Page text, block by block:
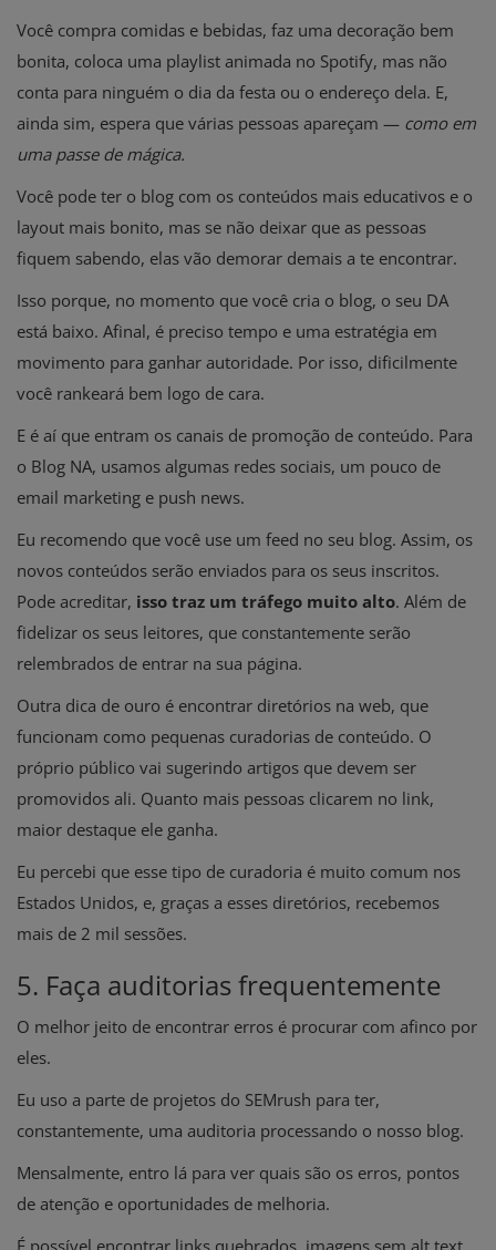
Você compra comidas e bebidas, faz uma decoração bem
bonita, coloca uma playlist animada no Spotify, mas não
conta para ninguém o dia da festa ou o endereço dela. E,
ainda sim, espera que várias pessoas apareçam — como em
uma passe de mágica.
Você pode ter o blog com os conteúdos mais educativos e o
layout mais bonito, mas se não deixar que as pessoas
fiquem sabendo, elas vão demorar demais a te encontrar.
Isso porque, no momento que você cria o blog, o seu DA
está baixo. Afinal, é preciso tempo e uma estratégia em
movimento para ganhar autoridade. Por isso, dificilmente
você rankeará bem logo de cara.
E é aí que entram os canais de promoção de conteúdo. Para
o Blog NA, usamos algumas redes sociais, um pouco de
email marketing e push news.
Eu recomendo que você use um feed no seu blog. Assim, os
novos conteúdos serão enviados para os seus inscritos.
Pode acreditar, isso traz um tráfego muito alto. Além de
fidelizar os seus leitores, que constantemente serão
relembrados de entrar na sua página.
Outra dica de ouro é encontrar diretórios na web, que
funcionam como pequenas curadorias de conteúdo. O
próprio público vai sugerindo artigos que devem ser
promovidos ali. Quanto mais pessoas clicarem no link,
maior destaque ele ganha.
Eu percebi que esse tipo de curadoria é muito comum nos
Estados Unidos, e, graças a esses diretórios, recebemos
mais de 2 mil sessões.
5. Faça auditorias frequentemente
O melhor jeito de encontrar erros é procurar com afinco por
eles.
Eu uso a parte de projetos do SEMrush para ter,
constantemente, uma auditoria processando o nosso blog.
Mensalmente, entro lá para ver quais são os erros, pontos
de atenção e oportunidades de melhoria.
É possível encontrar links quebrados, imagens sem alt text,